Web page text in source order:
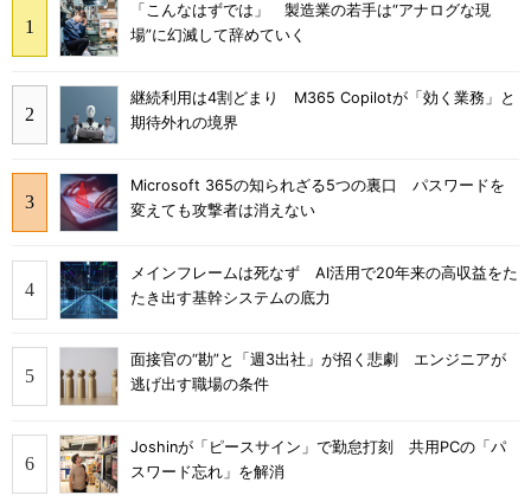
「こんなはずでは」 製造業の若手は“アナログな現
場”に幻滅して辞めていく
継続利用は4割どまり M365 Copilotが「効く業務」と
期待外れの境界
Microsoft 365の知られざる5つの裏口 パスワードを
変えても攻撃者は消えない
メインフレームは死なず AI活用で20年来の高収益をた
たき出す基幹システムの底力
面接官の“勘”と「週3出社」が招く悲劇 エンジニアが
逃げ出す職場の条件
Joshinが「ピースサイン」で勤怠打刻 共用PCの「パ
スワード忘れ」を解消